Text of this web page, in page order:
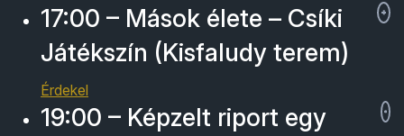
17:00 – Mások élete – Csíki
Játékszín (Kisfaludy terem)
Érdekel
19:00 – Képzelt riport egy